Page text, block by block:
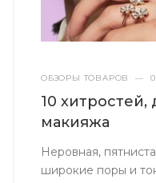
ОБЗОРЫ ТОВАРОВ —
10 хитростей,
макияжа
Неровная,
широкие поры и